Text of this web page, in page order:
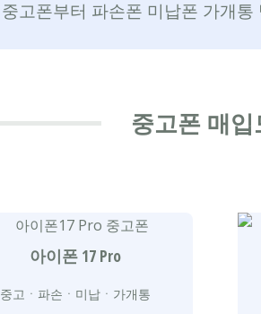
중고폰부터 파손폰 미납폰 가개통
중고폰 매입
아이폰 17 Pro
중고ㆍ파손ㆍ미납ㆍ가개통